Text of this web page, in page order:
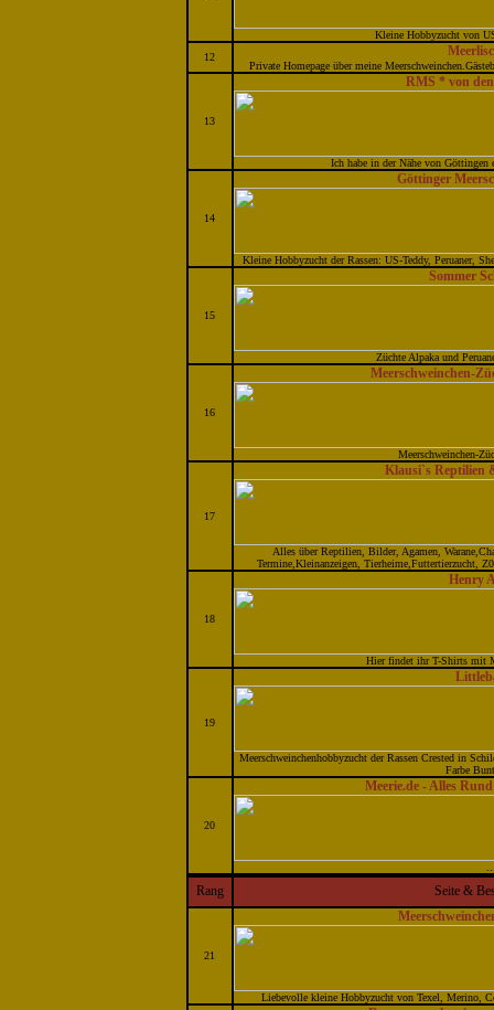
Kleine Hobbyzucht von
12
Private Homepage über meine
13
RMS * von
Ich habe in der Nähe von Göttingen
14
Göttinger
Kleine Hobbyzucht der Rassen: US-Teddy, Peruaner,
15
Sommer
Züchte Alpaka und
16
Meerschweinchen-
Meerschweinchen-
17
Klausi`s Reptilien
Alles über Reptilien, Bilder, Agamen,
Termine,Kleinanzeigen, Tierheime,Futtertierzucht,
18
Henry
Hier findet ihr T-Shirts mit
19
Meerschweinchenhobbyzucht der Rassen Crested in
Farbe
20
Meerie.de - Alles
Rang Seite &
21
Liebevolle kleine Hobbyzucht von Texel, Merino,